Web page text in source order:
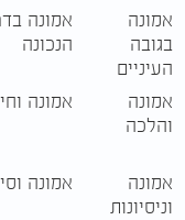
אמונה
בגובה
העיניים
אמונה
הנכונה
אמונה
והלכה
אמונה
אמונה
וניסיונות
אמונה